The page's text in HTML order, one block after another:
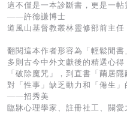
這不僅是一本診斷書，更是一帖
——許德謙博士
道風山基督教叢林靈修部前主任
翻閱這本作者形容為「輕鬆閒
多則古今中外文獻後的精選心
「破除魔咒」，到直書「繭居
對「性事」缺乏動力和「倦生」
——招秀美
臨牀心理學家、註冊社工、關愛